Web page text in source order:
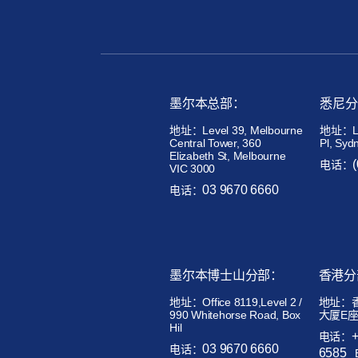
墨尔本总部：
地址：Level 39, Melbourne
Central Tower, 360
Elizabeth St, Melbourne
VIC 3000
电话：03 9670 6660
悉尼
地址：
Pl,
电话：
墨尔本博士山分部：
地址：Office 8119,Level 2 /
990 Whitehorse Road, Box
Hil
电话：03 9670 6660
香港
地址：
大厦E
电话：
6585